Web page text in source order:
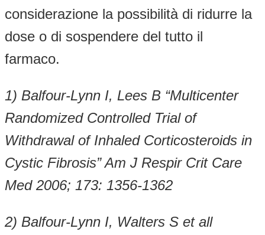
considerazione la possibilità di ridurre la
dose o di sospendere del tutto il
farmaco.
1) Balfour-Lynn I, Lees B “Multicenter
Randomized Controlled Trial of
Withdrawal of Inhaled Corticosteroids in
Cystic Fibrosis” Am J Respir Crit Care
Med 2006; 173: 1356-1362
2) Balfour-Lynn I, Walters S et all